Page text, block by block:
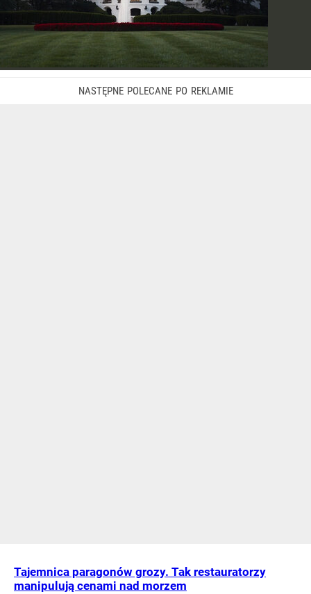
Tajemnica paragonów grozy. Tak restauratorzy
manipulują cenami nad morzem